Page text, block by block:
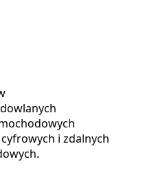
i zdalnych